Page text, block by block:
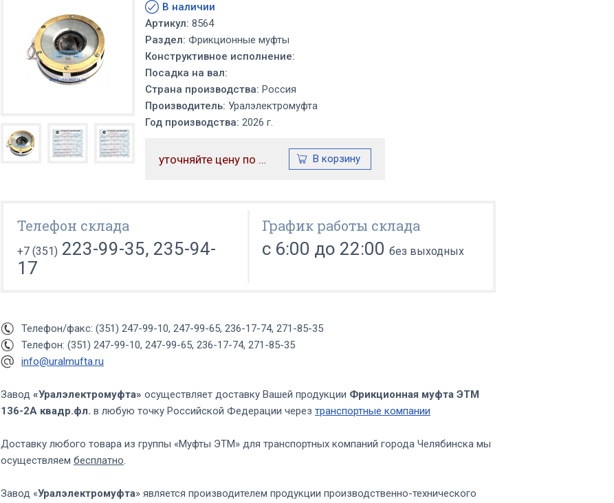
В наличии
Артикул: 8564
Раздел: Фрикционные муфты
Конструктивное исполнение:
Посадка на вал:
Страна производства: Россия
Производитель: Уралэлектромуфта
Год производства: 2026 г.
уточняйте цену по телефону
Телефон склада
+7 (351) 223-99-35, 235-94-
17
График работы склада
с 6:00 до 22:00 без выходных
Телефон/факс: (351) 247-99-10, 247-99-65, 236-17-74, 271-85-35
Телефон: (351) 247-99-10, 247-99-65, 236-17-74, 271-85-35
info@uralmufta.ru
Завод «Уралэлектромуфта» осуществляет доставку Вашей продукции Фрикционная муфта ЭТМ
136-2А квадр.фл. в любую точку Российской Федерации через транспортные компании
Доставку любого товара из группы «Муфты ЭТМ» для транспортных компаний города Челябинска мы
осуществляем бесплатно.
Завод «Уралэлектромуфта» является производителем продукции производственно-технического